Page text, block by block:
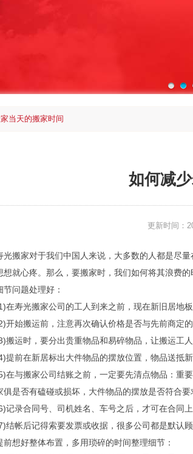
当天的搬家时间
如何减
更新时间：
光搬家对于我们中国人来说，大多数的人都是尽
想就心疼。那么，要搬家时，我们如何将其浪费
节问题处理好：
在寿光搬家公司的工人到来之前，现在新旧居地
开始搬运前，注意再次确认价格是否与先前商定
搬运时，要分出贵重物品和易碎物品，让搬运工
提前在新居标出大件物品的摆放位置，物品送抵
在与搬家公司结账之前，一定要先清点物品：重
俱是否有磕碰或损坏，大件物品的摆放是否符合要
记录合同号、司机姓名、车号之后，才可在合同
结帐后记得索要发票或收据，很多公司都是默认
前想好整体布置，多用琐碎的时间整理细节：